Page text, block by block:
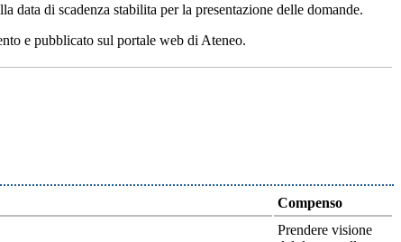
data di scadenza stabilita per la presentazione delle domande.
e pubblicato sul portale web di Ateneo.
Compenso
Prendere visione